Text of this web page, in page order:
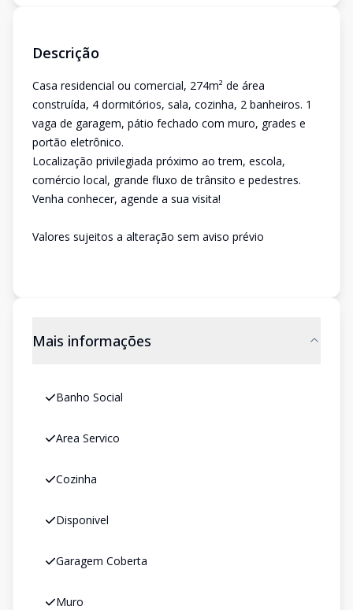
Descrição
Casa residencial ou comercial, 274m² de área
construída, 4 dormitórios, sala, cozinha, 2 banheiros. 1
vaga de garagem, pátio fechado com muro, grades e
portão eletrônico.
Localização privilegiada próximo ao trem, escola,
comércio local, grande fluxo de trânsito e pedestres.
Venha conhecer, agende a sua visita!
Valores sujeitos a alteração sem aviso prévio
Mais informações
Banho Social
Area Servico
Cozinha
Disponivel
Garagem Coberta
Muro